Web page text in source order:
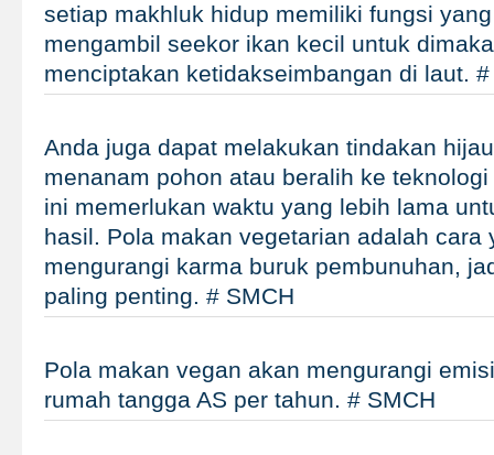
setiap makhluk hidup memiliki fungsi
mengambil seekor ikan kecil untuk
menciptakan ketidakseimbangan di laut. #
Anda juga dapat melakukan tindakan
menanam pohon atau beralih ke
ini memerlukan waktu yang lebih lama
hasil. Pola makan vegetarian adalah cara
mengurangi karma buruk pembunuhan,
paling penting. # SMCH
Pola makan vegan akan mengurangi
rumah tangga AS per tahun. # SMCH